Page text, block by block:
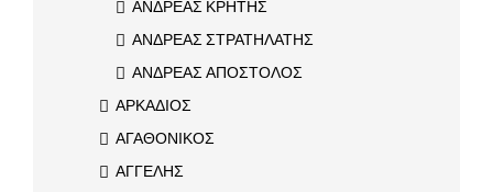
ΑΝΔΡΕΑΣ ΚΡΗΤΗΣ
ΑΝΔΡΕΑΣ ΣΤΡΑΤΗΛΑΤΗΣ
ΑΝΔΡΕΑΣ ΑΠΟΣΤΟΛΟΣ
ΑΡΚΑΔΙΟΣ
ΑΓΑΘΟΝΙΚΟΣ
ΑΓΓΕΛΗΣ